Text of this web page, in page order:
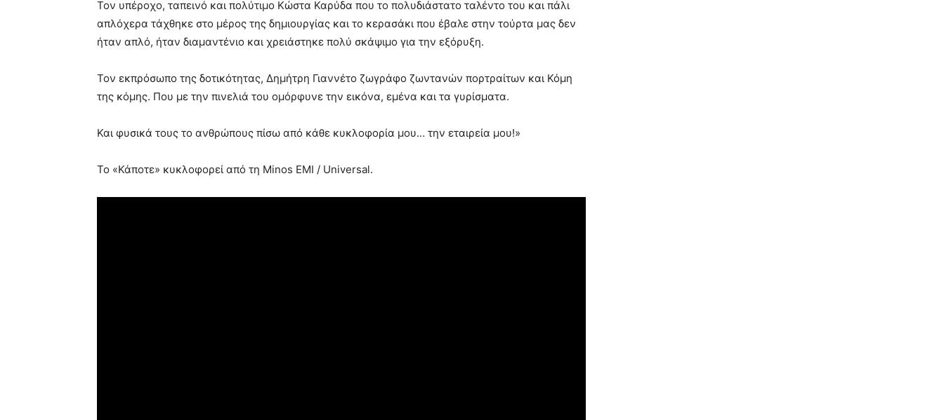
Τον υπέροχο, ταπεινό και πολύτιμο Κώστα Καρύδα που το πολυδιάστατο ταλέντο του και πάλι
απλόχερα τάχθηκε στο μέρος της δημιουργίας και το κερασάκι που έβαλε στην τούρτα μας δεν
ήταν απλό, ήταν διαμαντένιο και χρειάστηκε πολύ σκάψιμο για την εξόρυξη.
Τον εκπρόσωπο της δοτικότητας, Δημήτρη Γιαννέτο ζωγράφο ζωντανών πορτραίτων και Κόμη
της κόμης. Που με την πινελιά του ομόρφυνε την εικόνα, εμένα και τα γυρίσματα.
Και φυσικά τους το ανθρώπους πίσω από κάθε κυκλοφορία μου… την εταιρεία μου!»
Το «Κάποτε» κυκλοφορεί από τη Minos EMI / Universal.